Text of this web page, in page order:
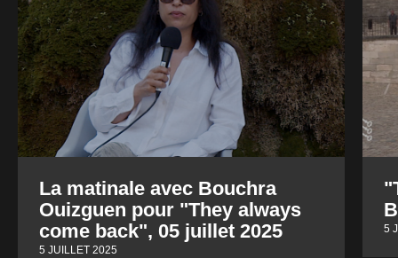
La matinale avec Bouchra
Ouizguen pour "They always
come back", 05 juillet 2025
5 JUILLET 2025
5